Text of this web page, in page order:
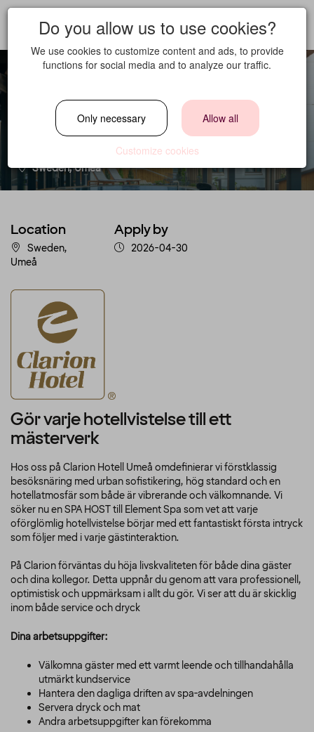
SPA HOST
Sweden, Umeå
Location
Sweden,
Umeå
Apply by
2026-04-30
Gör varje hotellvistelse till ett
mästerverk
Hos oss på Clarion Hotell Umeå omdefinierar vi förstklassig
besöksnäring med urban sofistikering, hög standard och en
hotellatmosfär som både är vibrerande och välkomnande. Vi
söker nu en SPA HOST till Element Spa som vet att varje
oförglömlig hotellvistelse börjar med ett fantastiskt första intryck
som följer med i varje gästinteraktion.
På Clarion förväntas du höja livskvaliteten för både dina gäster
och dina kollegor. Detta uppnår du genom att vara professionell,
optimistisk och uppmärksam i allt du gör. Vi ser att du är skicklig
inom både service och dryck
Dina arbetsuppgifter:
Välkomna gäster med ett varmt leende och tillhandahålla
utmärkt kundservice
Hantera den dagliga driften av spa-avdelningen
Servera dryck och mat
Andra arbetsuppgifter kan förekomma
Do you allow us to use cookies?
We use cookies to customize content and ads, to provide
functions for social media and to analyze our traffic.
Only necessary Allow all
Customize cookies